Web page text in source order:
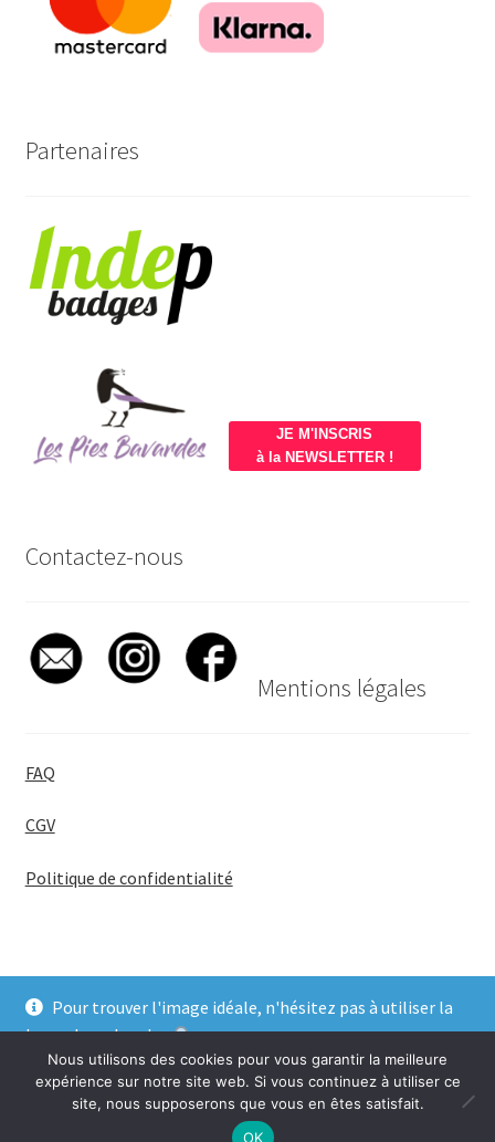
Pour trouver l'image idéale, n'hésitez pas à utiliser la
barre de recherche
Ignorer
Partenaires
JE M'INSCRIS
à la NEWSLETTER !
Contactez-nous
Mentions légales
FAQ
CGV
Politique de confidentialité
© BadgeGirl® 2026
Nous utilisons des cookies pour vous garantir la meilleure
expérience sur notre site web. Si vous continuez à utiliser ce
site, nous supposerons que vous en êtes satisfait.
OK